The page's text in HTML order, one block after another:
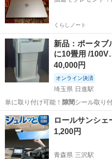
くらしノート
新品：ポータブルクーラ
に10畳用 /
40,000円
オンライン決済
埼玉県 日進駅
単に取り付け可能！ 隙間 シール取り
用アタッチメント×…
埼玉 さいたま市 日進駅
ロールサンシェ
1,200円
青森県 三沢駅